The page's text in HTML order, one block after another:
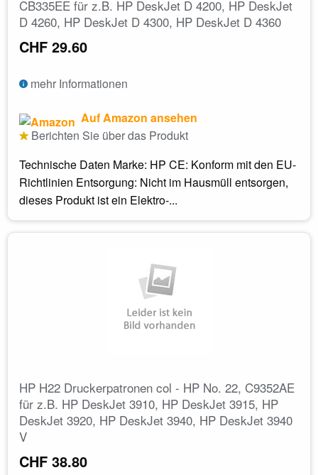
CB335EE für z.B. HP DeskJet D 4200, HP DeskJet
D 4260, HP DeskJet D 4300, HP DeskJet D 4360
CHF 29.60
mehr Informationen
Auf Amazon ansehen
Berichten Sie über das Produkt
Technische Daten Marke: HP CE: Konform mit den EU-
Richtlinien Entsorgung: Nicht im Hausmüll entsorgen,
dieses Produkt ist ein Elektro-...
HP H22 Druckerpatronen col - HP No. 22, C9352AE
für z.B. HP DeskJet 3910, HP DeskJet 3915, HP
DeskJet 3920, HP DeskJet 3940, HP DeskJet 3940
V
CHF 38.80